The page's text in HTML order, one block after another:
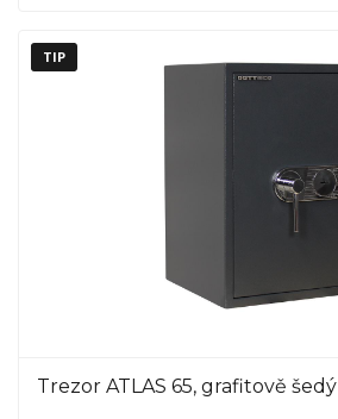
Trezor ATLAS 65, grafitově šedý
TIP